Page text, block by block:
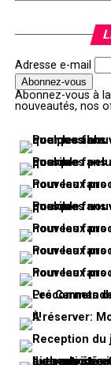
Adresse e-mail
Abonnez-vous à
nouveautés, nos